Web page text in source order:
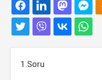
1.Soru